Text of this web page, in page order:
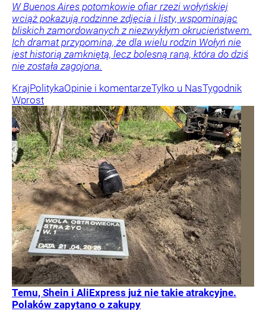
W Buenos Aires potomkowie ofiar rzezi wołyńskiej
wciąż pokazują rodzinne zdjęcia i listy, wspominając
bliskich zamordowanych z niezwykłym okrucieństwem.
Ich dramat przypomina, że dla wielu rodzin Wołyń nie
jest historią zamkniętą, lecz bolesną raną, która do dziś
nie została zagojona.
KrajPolitykaOpinie i komentarzeTylko u NasTygodnik
Wprost
Temu, Shein i AliExpress już nie takie atrakcyjne.
Polaków zapytano o zakupy